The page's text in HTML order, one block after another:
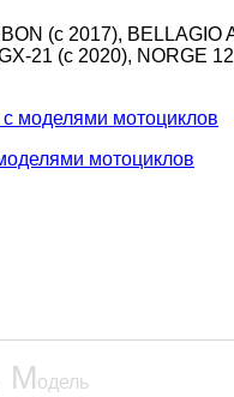
(c 2017), BELLAGIO
21 (c 2020), NORGE
моделями мотоциклов
мотоциклов
Модель